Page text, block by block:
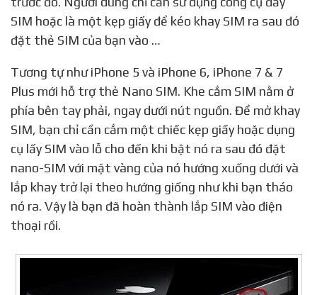
SIM hoặc là một kẹp giấy để kéo khay SIM ra sau đó
đặt thẻ SIM của bạn vào …
Tương tự như iPhone 5 và iPhone 6, iPhone 7 & 7
Plus mới hỗ trợ thẻ Nano SIM. Khe cắm SIM nằm ở
phía bên tay phải, ngay dưới nút nguồn. Để mở khay
SIM, bạn chỉ cần cắm một chiếc kẹp giấy hoặc dụng
cụ lấy SIM vào lỗ cho đến khi bật nó ra sau đó đặt
nano-SIM với mặt vàng của nó hướng xuống dưới và
lắp khay trở lại theo hướng giống như khi bạn tháo
nó ra. Vậy là bạn đã hoàn thành lắp SIM vào điện
thoại rồi.